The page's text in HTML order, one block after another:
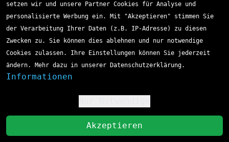
Marke:
Original
Hersteller:
Brother
schwarz gelb
schwarz
silber
Sofort lieferbar
33,53 €
In den Einkaufswagen
setzen wir und unsere Partner Cookies für Analyse und
personalisierte Werbung ein. Mit "Akzeptieren" stimmen Sie
der Verarbeitung Ihrer Daten (z.B. IP-Adresse) zu diesen
Zwecken zu. Sie können dies ablehnen und nur notwendige
Cookies zulassen. Ihre Einstellungen können Sie jederzeit
ändern. Mehr dazu in unserer Datenschutzerklärung.
Informationen
Akzeptieren